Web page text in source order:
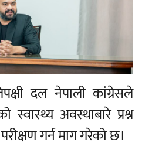
दल नेपाली कांग्रेसले
स्वास्थ्य अवस्थाबारे प्रश्न
गर्न माग गरेको छ।